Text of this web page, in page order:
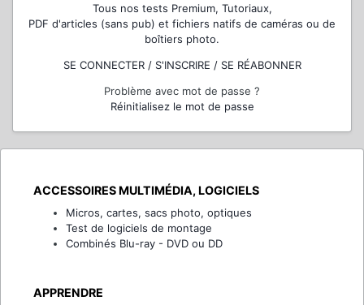
Tous nos tests Premium, Tutoriaux,
PDF d'articles (sans pub) et fichiers natifs de caméras ou de
boîtiers photo.
SE CONNECTER / S'INSCRIRE / SE RÉABONNER
Problème avec mot de passe ?
Réinitialisez le mot de passe
ACCESSOIRES MULTIMÉDIA, LOGICIELS
Micros, cartes, sacs photo, optiques
Test de logiciels de montage
Combinés Blu-ray - DVD ou DD
APPRENDRE